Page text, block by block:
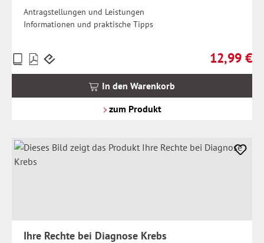
Antragstellungen und Leistungen
Informationen und praktische Tipps
Regulärer
12,99 €
Preise
inkl.
In den Warenkorb
zum Produkt
Ihre Rechte bei Diagnose Krebs